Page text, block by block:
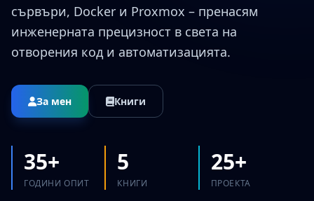
сървъри, Docker и Proxmox – пренасям
инженерната прецизност в света на
отворения код и автоматизацията.
За мен Книги
35+
ГОДИНИ ОПИТ
5
КНИГИ
25+
ПРОЕКТА